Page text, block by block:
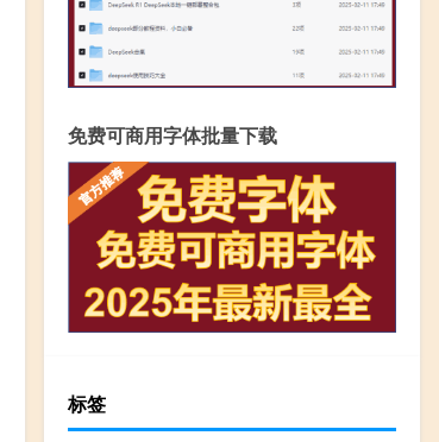
免费可商用字体批量下载
标签